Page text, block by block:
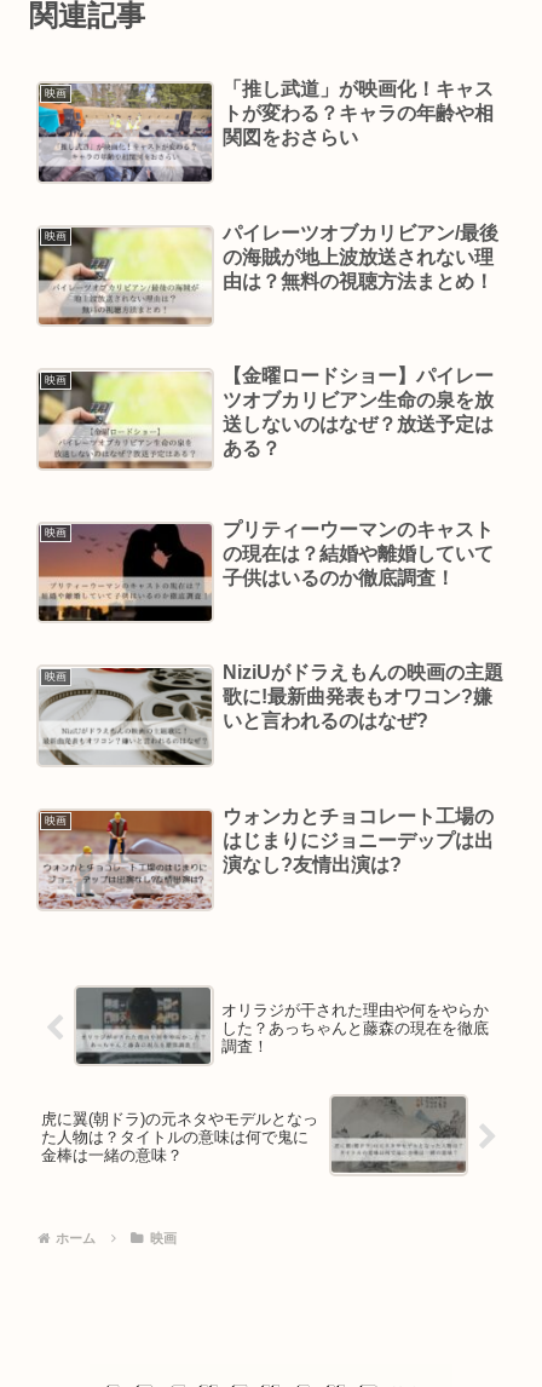
関連記事
映画
「推し武道」が映画化！キャス
トが変わる？キャラの年齢や相
関図をおさらい
映画
パイレーツオブカリビアン/最後
の海賊が地上波放送されない理
由は？無料の視聴方法まとめ！
映画
【金曜ロードショー】パイレー
ツオブカリビアン生命の泉を放
送しないのはなぜ？放送予定は
ある？
映画
プリティーウーマンのキャスト
の現在は？結婚や離婚していて
子供はいるのか徹底調査！
映画
NiziUがドラえもんの映画の主題
歌に!最新曲発表もオワコン?嫌
いと言われるのはなぜ?
映画
ウォンカとチョコレート工場の
はじまりにジョニーデップは出
演なし?友情出演は?
オリラジが干された理由や何をやらか
した？あっちゃんと藤森の現在を徹底
調査！
虎に翼(朝ドラ)の元ネタやモデルとなっ
た人物は？タイトルの意味は何で鬼に
金棒は一緒の意味？
ホーム 映画